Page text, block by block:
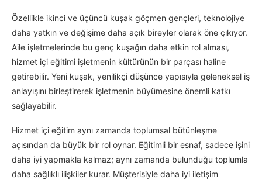
Özellikle ikinci ve üçüncü kuşak göçmen gençleri, teknolojiye
daha yatkın ve değişime daha açık bireyler olarak öne çıkıyor.
Aile işletmelerinde bu genç kuşağın daha etkin rol alması,
hizmet içi eğitimi işletmenin kültürünün bir parçası haline
getirebilir. Yeni kuşak, yenilikçi düşünce yapısıyla geleneksel iş
anlayışını birleştirerek işletmenin büyümesine önemli katkı
sağlayabilir.
Hizmet içi eğitim aynı zamanda toplumsal bütünleşme
açısından da büyük bir rol oynar. Eğitimli bir esnaf, sadece işini
daha iyi yapmakla kalmaz; aynı zamanda bulunduğu toplumla
daha sağlıklı ilişkiler kurar. Müşterisiyle daha iyi iletişim